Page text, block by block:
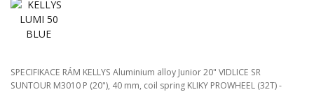
SPECIFIKACE RÁM KELLYS Aluminium alloy Junior 20" VIDLICE SR
SUNTOUR M3010 P (20"), 40 mm, coil spring KLIKY PROWHEEL (32T) -